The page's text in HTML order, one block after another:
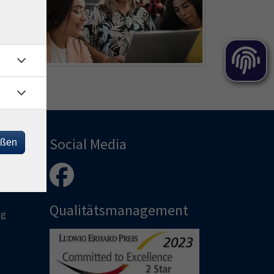
Social Media
Qualitätsmanagement